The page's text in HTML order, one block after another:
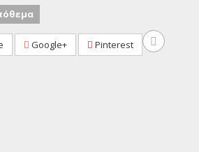
Google+ Pinterest